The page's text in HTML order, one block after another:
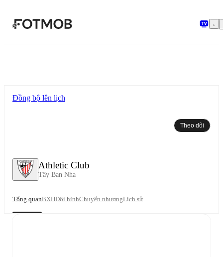
Athletic Club
Tây Ban Nha
Đồng bộ lên lịch
Theo dõi
Tổng quanBXHĐội hìnhChuyển nhượngLịch sử